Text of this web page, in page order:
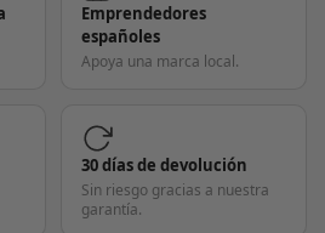
Emprendedores
españoles
Apoya una marca local.
30 días de devolución
Sin riesgo gracias a nuestra
garantía.